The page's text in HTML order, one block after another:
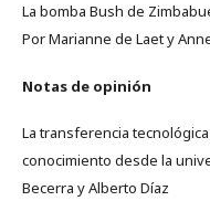
La bomba Bush de
Por Marianne de Laet y
Notas de opinión
La transferencia
conocimiento desde la
Becerra y Alberto Díaz